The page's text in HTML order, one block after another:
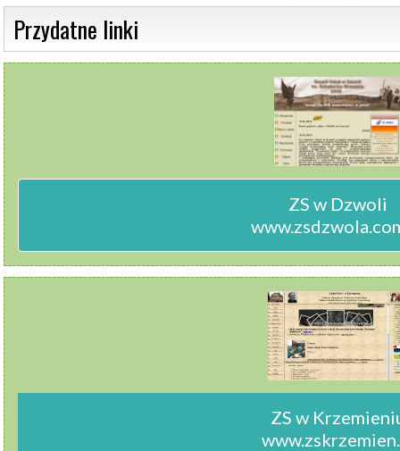
Przydatne linki
ZS w Dzwoli
ZS w